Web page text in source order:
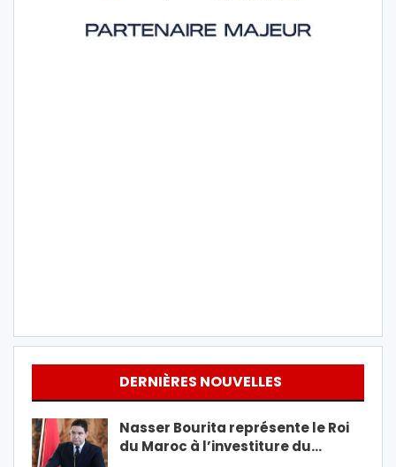
DERNIÈRES NOUVELLES
Nasser Bourita représente le Roi
du Maroc à l’investiture du…